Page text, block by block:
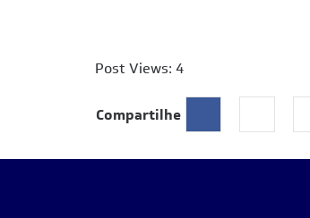
Post Views: 4
Compartilhe